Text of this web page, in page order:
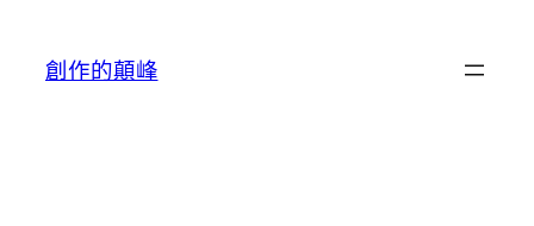
創作的顛峰